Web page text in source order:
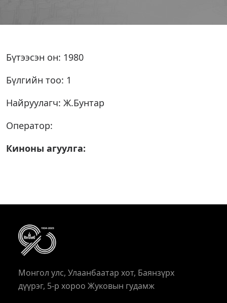
Бүтээсэн он: 1980
Бүлгийн тоо: 1
Найруулагч: Ж.Бунтар
Оператор:
Киноны агуулга:
Монгол улс, Улаанбаатар хот, Баянзүрх
дүүрэг, 5-р хороо Жуковын гудамж